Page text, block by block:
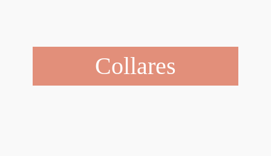
Collares